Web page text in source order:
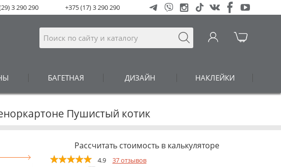
БАГЕТНАЯ ДИЗАЙН НАКЛЕЙКИ
3 290 290 +375 (17) 3 290 290
Пушистый котик
Рассчитать стоимость в калькуляторе
4.9
37 отзывов